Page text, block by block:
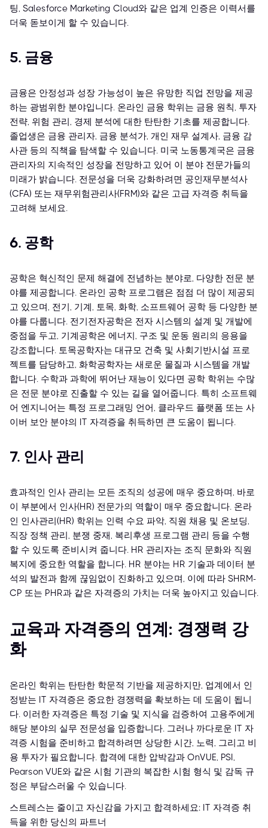
팅, Salesforce Marketing Cloud와 같은 업계 인증은 이력서를
더욱 돋보이게 할 수 있습니다.
5. 금융
금융은 안정성과 성장 가능성이 높은 유망한 직업 전망을 제공
하는 광범위한 분야입니다. 온라인 금융 학위는 금융 원칙, 투자
전략, 위험 관리, 경제 분석에 대한 탄탄한 기초를 제공합니다.
졸업생은 금융 관리자, 금융 분석가, 개인 재무 설계사, 금융 감
사관 등의 직책을 탐색할 수 있습니다. 미국 노동통계국은 금융
관리자의 지속적인 성장을 전망하고 있어 이 분야 전문가들의
미래가 밝습니다. 전문성을 더욱 강화하려면 공인재무분석사
(CFA) 또는 재무위험관리사(FRM)와 같은 고급 자격증 취득을
고려해 보세요.
6. 공학
공학은 혁신적인 문제 해결에 전념하는 분야로, 다양한 전문 분
야를 제공합니다. 온라인 공학 프로그램은 점점 더 많이 제공되
고 있으며, 전기, 기계, 토목, 화학, 소프트웨어 공학 등 다양한 분
야를 다룹니다. 전기전자공학은 전자 시스템의 설계 및 개발에
중점을 두고, 기계공학은 에너지, 구조 및 운동 원리의 응용을
강조합니다. 토목공학자는 대규모 건축 및 사회기반시설 프로
젝트를 담당하고, 화학공학자는 새로운 물질과 시스템을 개발
합니다. 수학과 과학에 뛰어난 재능이 있다면 공학 학위는 수많
은 전문 분야로 진출할 수 있는 길을 열어줍니다. 특히 소프트웨
어 엔지니어는 특정 프로그래밍 언어, 클라우드 플랫폼 또는 사
이버 보안 분야의 IT 자격증을 취득하면 큰 도움이 됩니다.
7. 인사 관리
효과적인 인사 관리는 모든 조직의 성공에 매우 중요하며, 바로
이 부분에서 인사(HR) 전문가의 역할이 매우 중요합니다. 온라
인 인사관리(HR) 학위는 인력 수요 파악, 직원 채용 및 온보딩,
직장 정책 관리, 분쟁 중재, 복리후생 프로그램 관리 등을 수행
할 수 있도록 준비시켜 줍니다. HR 관리자는 조직 문화와 직원
복지에 중요한 역할을 합니다. HR 분야는 HR 기술과 데이터 분
석의 발전과 함께 끊임없이 진화하고 있으며, 이에 따라 SHRM-
CP 또는 PHR과 같은 자격증의 가치는 더욱 높아지고 있습니다.
교육과 자격증의 연계: 경쟁력 강
화
온라인 학위는 탄탄한 학문적 기반을 제공하지만, 업계에서 인
정받는 IT 자격증은 중요한 경쟁력을 확보하는 데 도움이 됩니
다. 이러한 자격증은 특정 기술 및 지식을 검증하여 고용주에게
해당 분야의 실무 전문성을 입증합니다. 그러나 까다로운 IT 자
격증 시험을 준비하고 합격하려면 상당한 시간, 노력, 그리고 비
용 투자가 필요합니다. 합격에 대한 압박감과 OnVUE, PSI,
Pearson VUE와 같은 시험 기관의 복잡한 시험 형식 및 감독 규
정은 부담스러울 수 있습니다.
스트레스는 줄이고 자신감을 가지고 합격하세요: IT 자격증 취
득을 위한 당신의 파트너